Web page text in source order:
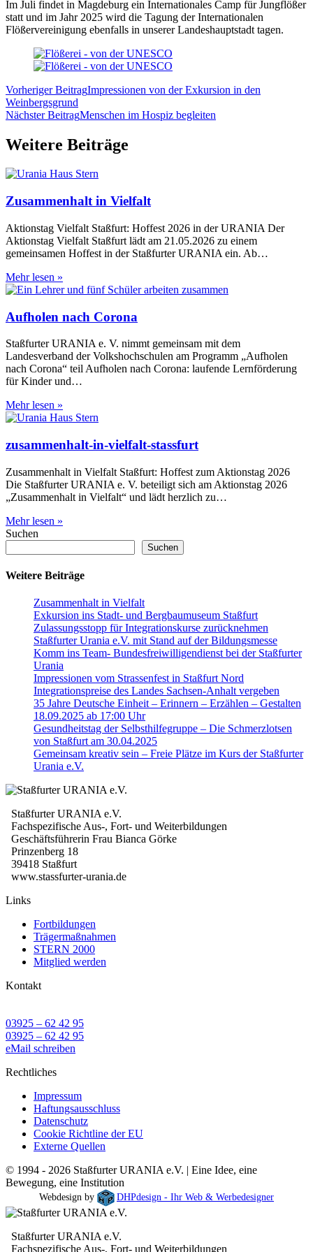
Im Juli findet in Magdeburg ein Internationales Camp für Jungflößer
statt und im Jahr 2025 wird die Tagung der Internationalen
Flößervereinigung ebenfalls in unserer Landeshauptstadt tagen.
Vorheriger BeitragImpressionen von der Exkursion in den
Weinbergsgrund
Nächster BeitragMenschen im Hospiz begleiten
Weitere Beiträge
Zusammenhalt in Vielfalt
Aktionstag Vielfalt Staßfurt: Hoffest 2026 in der URANIA Der
Aktionstag Vielfalt Staßfurt lädt am 21.05.2026 zu einem
gemeinsamen Hoffest in der Staßfurter URANIA ein. Ab…
Mehr lesen »
in
Aufholen nach Corona
Staßfurter URANIA e. V. nimmt gemeinsam mit dem
Landesverband der Volkshochschulen am Programm „Aufholen
nach Corona“ teil Aufholen nach Corona: laufende Lernförderung
für Kinder und…
Mehr lesen »
nach
zusammenhalt-in-vielfalt-stassfurt
Zusammenhalt in Vielfalt Staßfurt: Hoffest zum Aktionstag 2026
Die Staßfurter URANIA e. V. beteiligt sich am Aktionstag 2026
„Zusammenhalt in Vielfalt“ und lädt herzlich zu…
Mehr lesen »
stassfurt
Suchen
Suchen
Weitere Beiträge
Zusammenhalt in Vielfalt
Exkursion ins Stadt- und Bergbaumuseum Staßfurt
Zulassungsstopp für Integrationskurse zurücknehmen
Staßfurter Urania e.V. mit Stand auf der Bildungsmesse
Komm ins Team- Bundesfreiwilligendienst bei der Staßfurter
Urania
Impressionen vom Strassenfest in Staßfurt Nord
Integrationspreise des Landes Sachsen-Anhalt vergeben
35 Jahre Deutsche Einheit – Erinnern – Erzählen – Gestalten
18.09.2025 ab 17:00 Uhr
Gesundheitstag der Selbsthilfegruppe – Die Schmerzlotsen
von Staßfurt am 30.04.2025
Gemeinsam kreativ sein – Freie Plätze im Kurs der Staßfurter
Urania e.V.
Staßfurter URANIA e.V.
Fachspezifische Aus-, Fort- und Weiterbildungen
Geschäftsführerin Frau Bianca Görke
Prinzenberg 18
39418 Staßfurt
www.stassfurter-urania.de
Links
Fortbildungen
Trägermaßnahmen
STERN 2000
Mitglied werden
Kontakt
03925 – 62 42 95
03925 – 62 42 95
eMail schreiben
Rechtliches
Impressum
Haftungsausschluss
Datenschutz
Cookie Richtline der EU
Externe Quellen
© 1994 - 2026 Staßfurter URANIA e.V. | Eine Idee, eine
Bewegung, eine Institution
Webdesign by DHPdesign - Ihr Web & Werbedesigner
Staßfurter URANIA e.V.
Fachspezifische Aus-, Fort- und Weiterbildungen